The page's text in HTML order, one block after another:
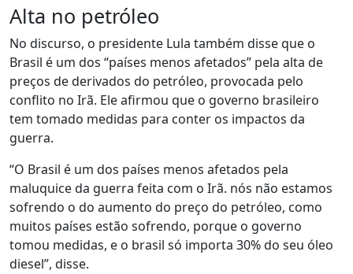
Alta no petróleo
No discurso, o presidente Lula também disse que o
Brasil é um dos “países menos afetados” pela alta de
preços de derivados do petróleo, provocada pelo
conflito no Irã. Ele afirmou que o governo brasileiro
tem tomado medidas para conter os impactos da
guerra.
“O Brasil é um dos países menos afetados pela
maluquice da guerra feita com o Irã. nós não estamos
sofrendo o do aumento do preço do petróleo, como
muitos países estão sofrendo, porque o governo
tomou medidas, e o brasil só importa 30% do seu óleo
diesel”, disse.